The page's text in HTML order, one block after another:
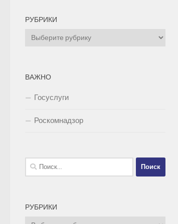
РУБРИКИ
Рубрики
ВАЖНО
Госуслуги
Роскомнадзор
Найти:
РУБРИКИ
Рубрики